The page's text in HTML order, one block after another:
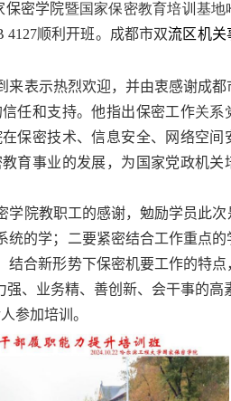
保密学院暨国家保密教育培训基地
4127顺利开班。成都市双流区机关
来表示热烈欢迎，并由衷感谢成
信任和支持。他指出保密工作关系
保密技术、信息安全、网络空间
育事业的发展，为国家党政机关
学院教职工的感谢，勉励学员此
的学；二要紧密结合工作重点
结合新形势下保密机要工作的特点
、业务精、善创新、会干事的高
参加培训。